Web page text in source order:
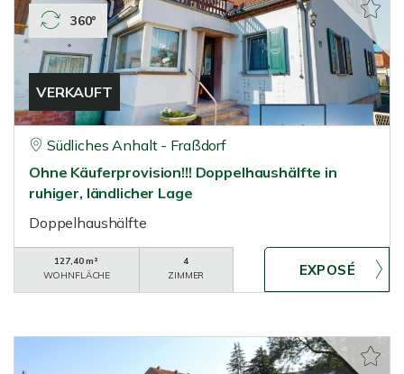
VERKAUFT
360°
Südliches Anhalt - Fraßdorf
Ohne Käuferprovision!!! Doppelhaushälfte in
ruhiger, ländlicher Lage
Doppelhaushälfte
127,40 m²
WOHNFLÄCHE
4
ZIMMER